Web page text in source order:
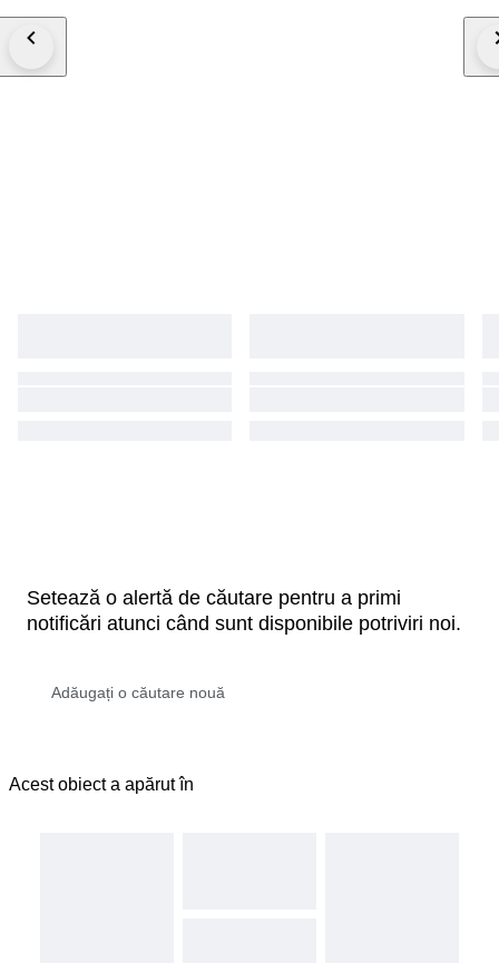
Setează o alertă de căutare pentru a primi
notificări atunci când sunt disponibile potriviri noi.
Acest obiect a apărut în